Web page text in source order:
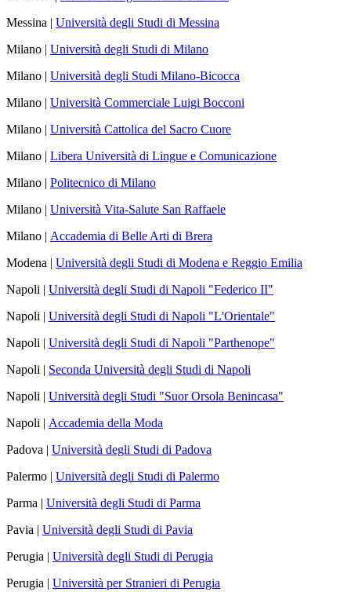
Messina | Università degli Studi di Messina
Milano | Università degli Studi di Milano
Milano | Università degli Studi Milano-Bicocca
Milano | Università Commerciale Luigi Bocconi
Milano | Università Cattolica del Sacro Cuore
Milano | Libera Università di Lingue e Comunicazione
Milano | Politecnico di Milano
Milano | Università Vita-Salute San Raffaele
Milano | Accademia di Belle Arti di Brera
Modena | Università degli Studi di Modena e Reggio Emilia
Napoli | Università degli Studi di Napoli "Federico II"
Napoli | Università degli Studi di Napoli "L'Orientale"
Napoli | Università degli Studi di Napoli "Parthenope"
Napoli | Seconda Università degli Studi di Napoli
Napoli | Università degli Studi "Suor Orsola Benincasa"
Napoli | Accademia della Moda
Padova | Università degli Studi di Padova
Palermo | Università degli Studi di Palermo
Parma | Università degli Studi di Parma
Pavia | Università degli Studi di Pavia
Perugia | Università degli Studi di Perugia
Perugia | Università per Stranieri di Perugia